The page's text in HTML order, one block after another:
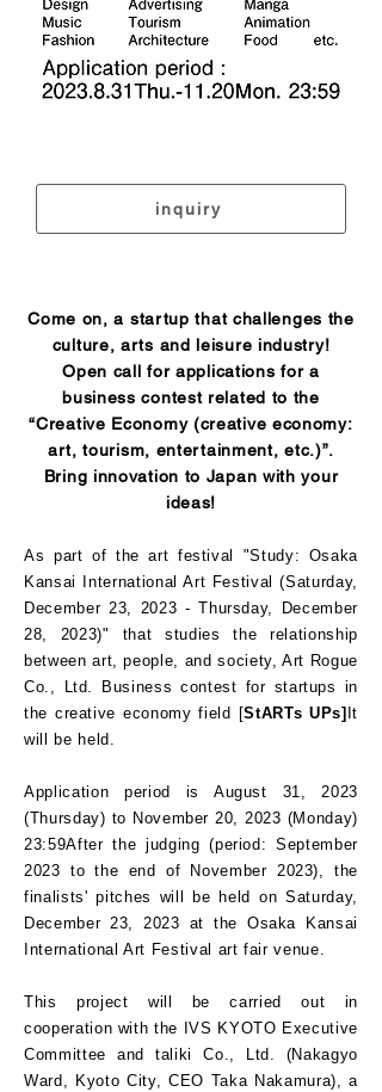
inquiry
Come on, a startup that challenges the
culture, arts and leisure industry!
Open call for applications for a
business contest related to the
“Creative Economy (creative economy:
art, tourism, entertainment, etc.)”.
Bring innovation to Japan with your
ideas!
As part of the art festival "Study: Osaka
Kansai International Art Festival (Saturday,
December 23, 2023 - Thursday, December
28, 2023)" that studies the relationship
between art, people, and society, Art Rogue
Co., Ltd. Business contest for startups in
the creative economy field [StARTs UPs] It
will be held.
Application period is August 31, 2023
(Thursday) to November 20, 2023 (Monday)
23:59After the judging (period: September
2023 to the end of November 2023), the
finalists' pitches will be held on Saturday,
December 23, 2023 at the Osaka Kansai
International Art Festival art fair venue.
This project will be carried out in
cooperation with the IVS KYOTO Executive
Committee and taliki Co., Ltd. (Nakagyo
Ward, Kyoto City, CEO Taka Nakamura), a